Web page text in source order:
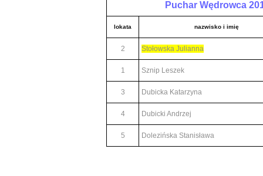
Puchar Wędrowca
lokata nazwisko i imię
2 Stołowska Julianna
1 Sznip Leszek
3 Dubicka Katarzyna
4 Dubicki Andrzej
5 Dolezińska Stanisława